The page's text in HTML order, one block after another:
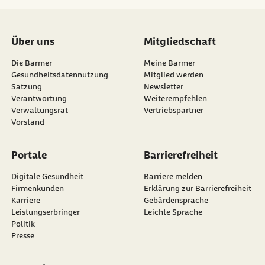
This is what loneliness
looks like: A mixed-methods study of
loneliness in adolescence and young
adulthood.
10.1177/0165025420979357
(Abruf vom 07.10.2022)
Über uns
Die Barmer
Gesundheitsdatennutzung
Satzung
Verantwortung
Verwaltungsrat
Vorstand
Mitgliedschaft
Meine Barmer
Mitglied werden
Newsletter
externer Link:
Weiterempfehlen
Vertriebspartner
Portale
Digitale Gesundheit
Firmenkunden
Karriere
Leistungserbringer
Politik
Presse
Barrierefreiheit
Barriere melden
Erklärung zur Barrierefreiheit
Gebärdensprache
Leichte Sprache